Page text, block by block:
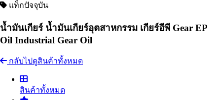
แท็กปัจจุบัน
น้ำมันเกียร์ น้ำมันเกียร์อุตสาหกรรม เกียร์อีพี Gear EP
Oil Industrial Gear Oil
กลับไปดูสินค้าทั้งหมด
สินค้าทั้งหมด